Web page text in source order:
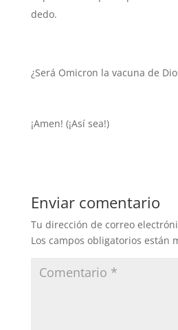
dedo.
¿Será Omicron la vacuna de
¡Amen! (¡Así sea!)
Enviar comentario
Tu dirección de correo
Los campos obligatorios están